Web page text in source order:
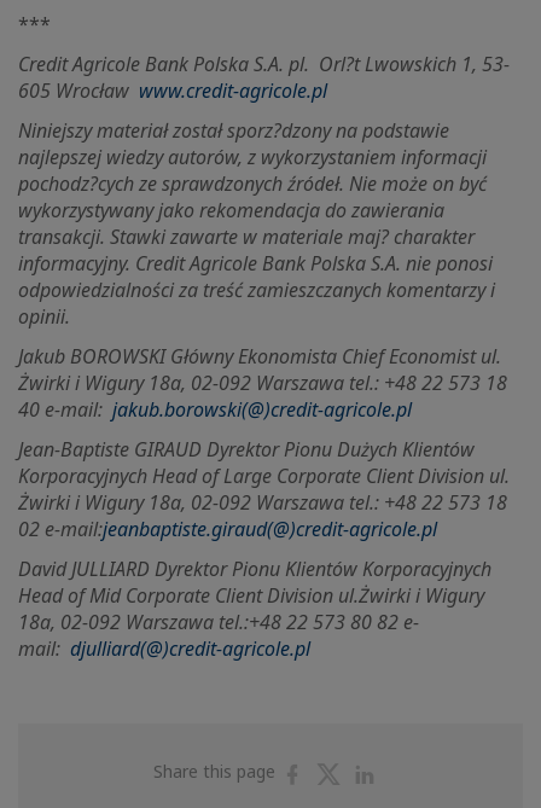
***
Credit Agricole Bank Polska S.A. pl. Orl?t Lwowskich 1, 53-
605 Wrocław www.credit-agricole.pl
Niniejszy materiał został sporz?dzony na podstawie
najlepszej wiedzy autorów, z wykorzystaniem informacji
pochodz?cych ze sprawdzonych źródeł. Nie może on być
wykorzystywany jako rekomendacja do zawierania
transakcji. Stawki zawarte w materiale maj? charakter
informacyjny. Credit Agricole Bank Polska S.A. nie ponosi
odpowiedzialności za treść zamieszczanych komentarzy i
opinii.
Jakub BOROWSKI Główny Ekonomista Chief Economist ul.
Żwirki i Wigury 18a, 02-092 Warszawa tel.: +48 22 573 18
40 e-mail: jakub.borowski(@)credit-agricole.pl
Jean-Baptiste GIRAUD Dyrektor Pionu Dużych Klientów
Korporacyjnych Head of Large Corporate Client Division ul.
Żwirki i Wigury 18a, 02-092 Warszawa tel.: +48 22 573 18
02 e-mail:jeanbaptiste.giraud(@)credit-agricole.pl
David JULLIARD Dyrektor Pionu Klientów Korporacyjnych
Head of Mid Corporate Client Division ul.Żwirki i Wigury
18a, 02-092 Warszawa tel.:+48 22 573 80 82 e-
mail: djulliard(@)credit-agricole.pl
Share this page
ShareShare